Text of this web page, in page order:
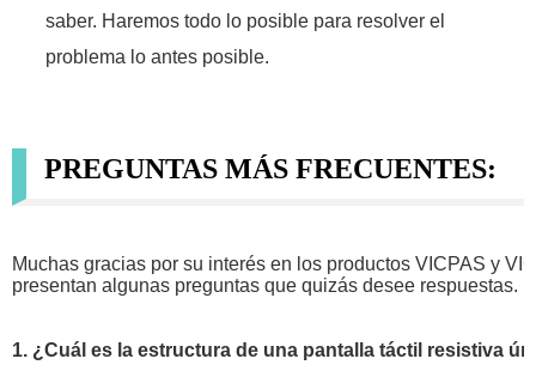
saber. Haremos todo lo posible para resolver el
problema lo antes posible.
PREGUNTAS MÁS FRECUENTES:
Muchas gracias por su interés en los productos VICPAS y
presentan algunas preguntas que quizás desee respuestas.
1. ¿Cuál es la estructura de una pantalla táctil resistiva